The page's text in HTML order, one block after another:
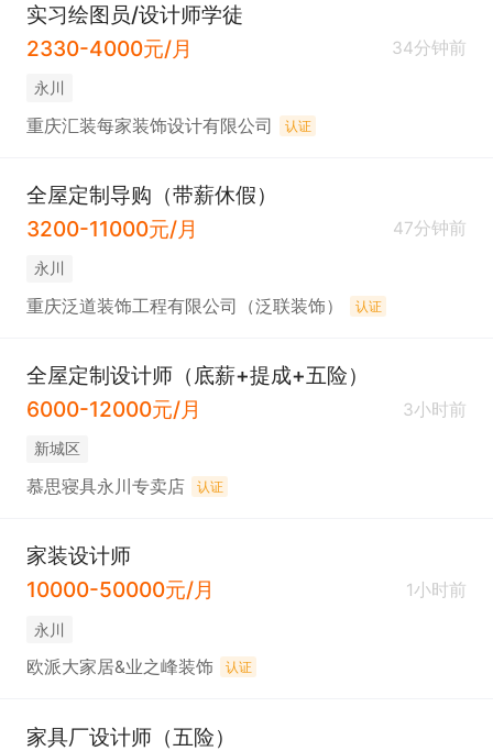
实习绘图员/设计师学徒
2330-4000元/月
34分钟前
永川
重庆汇装每家装饰设计有限公司 认证
全屋定制导购（带薪休假）
3200-11000元/月
47分钟前
永川
重庆泛道装饰工程有限公司（泛联装饰） 认证
全屋定制设计师（底薪+提成+五险）
6000-12000元/月
3小时前
新城区
慕思寝具永川专卖店 认证
家装设计师
10000-50000元/月
1小时前
永川
欧派大家居&业之峰装饰 认证
家具厂设计师（五险）